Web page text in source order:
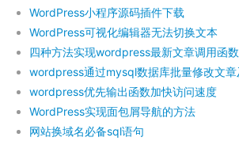
WordPress小程序源码插件下载
WordPress可视化编辑器无法切换文本
四种方法实现wordpress最新文章调用函数
wordpress优先输出函数加快访问速度
WordPress实现面包屑导航的方法
网站换域名必备sql语句